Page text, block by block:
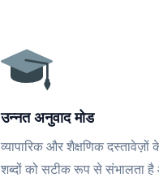
उन्नत अनुवाद मोड
व्यापारिक और शैक्षणिक
शब्दों को सटीक रूप से संभालता है